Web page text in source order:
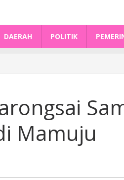
DAERAH POLITIK
Barongsai
Cap
Go
Meh
di
Mamuju